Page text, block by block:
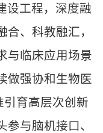
设工程，深度融
、科教融汇，
与临床应用场景
做强协和生物医
引育高层次创新
与脑机接口、